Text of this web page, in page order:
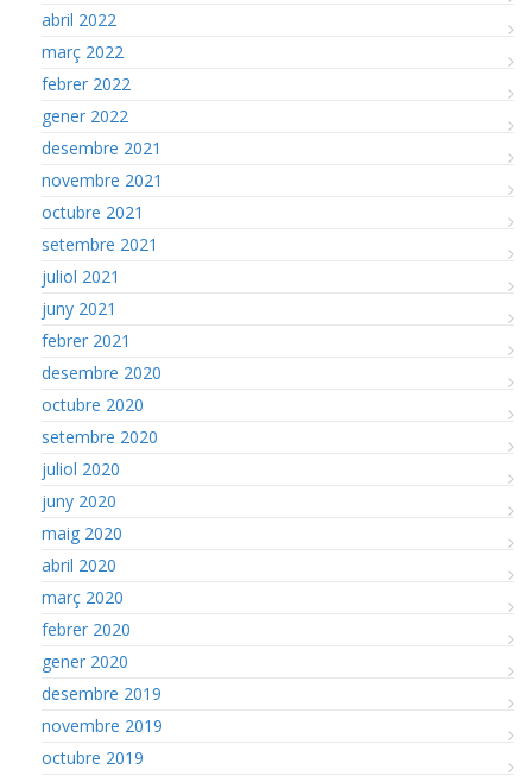
abril 2022
març 2022
febrer 2022
gener 2022
desembre 2021
novembre 2021
octubre 2021
setembre 2021
juliol 2021
juny 2021
febrer 2021
desembre 2020
octubre 2020
setembre 2020
juliol 2020
juny 2020
maig 2020
abril 2020
març 2020
febrer 2020
gener 2020
desembre 2019
novembre 2019
octubre 2019